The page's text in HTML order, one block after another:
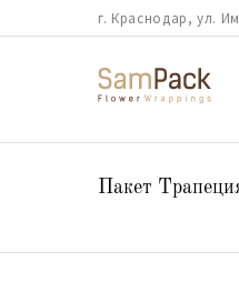
г. Краснодар, ул.
Пакет